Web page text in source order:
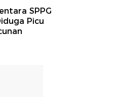
SPPG
Picu